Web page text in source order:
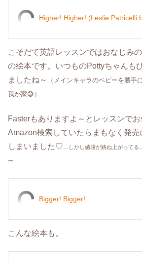
Higher! Higher! (Leslie Patricelli
こそだて英語レッスンではおなじみ
の絵本です。いつものPottyちゃんも
ましたね～
（メインキャラのベビーを勝手
我が家😅）
Fasterもありますよ～とレッスンでお
Amazon検索していたらまもなく発売
しまいました♡ …しかし値段が跳ね上がって
ー
Bigger! Bigger!
こんな絵本も。